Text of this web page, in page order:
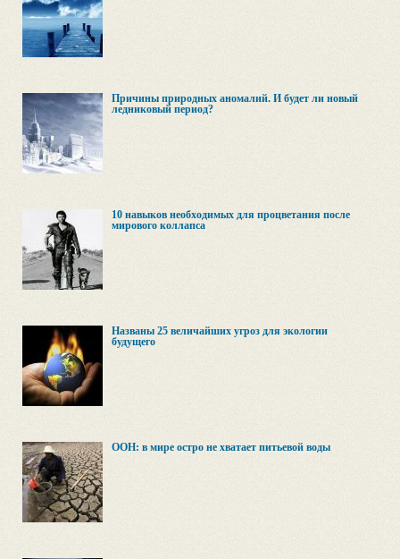
Причины природных аномалий. И будет ли новый
ледниковый период?
10 навыков необходимых для процветания после
мирового коллапса
Названы 25 величайших угроз для экологии
будущего
ООН: в мире остро не хватает питьевой воды